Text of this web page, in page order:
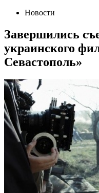
Новости
Завершились
украинского
Севастополь»